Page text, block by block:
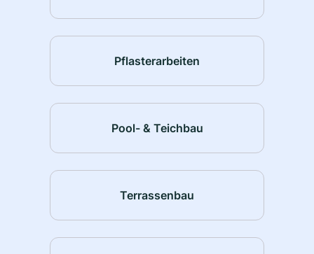
Pflasterarbeiten
Pool- & Teichbau
Terrassenbau